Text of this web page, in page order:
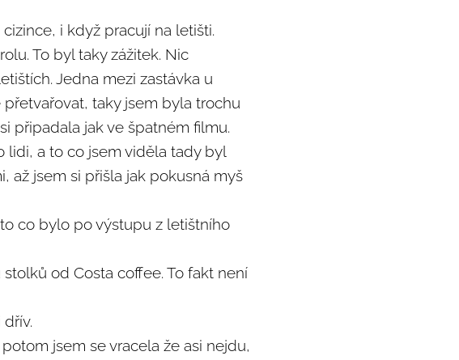
i když pracují na letišti.
To byl taky zážitek. Nic
Jedna mezi zastávka u
taky jsem byla trochu
připadala jak ve špatném filmu.
lidi, a to co jsem viděla tady byl
až jsem si přišla jak pokusná myš
co bylo po výstupu z letištního
od Costa coffee. To fakt není
jsem se vracela že asi nejdu,